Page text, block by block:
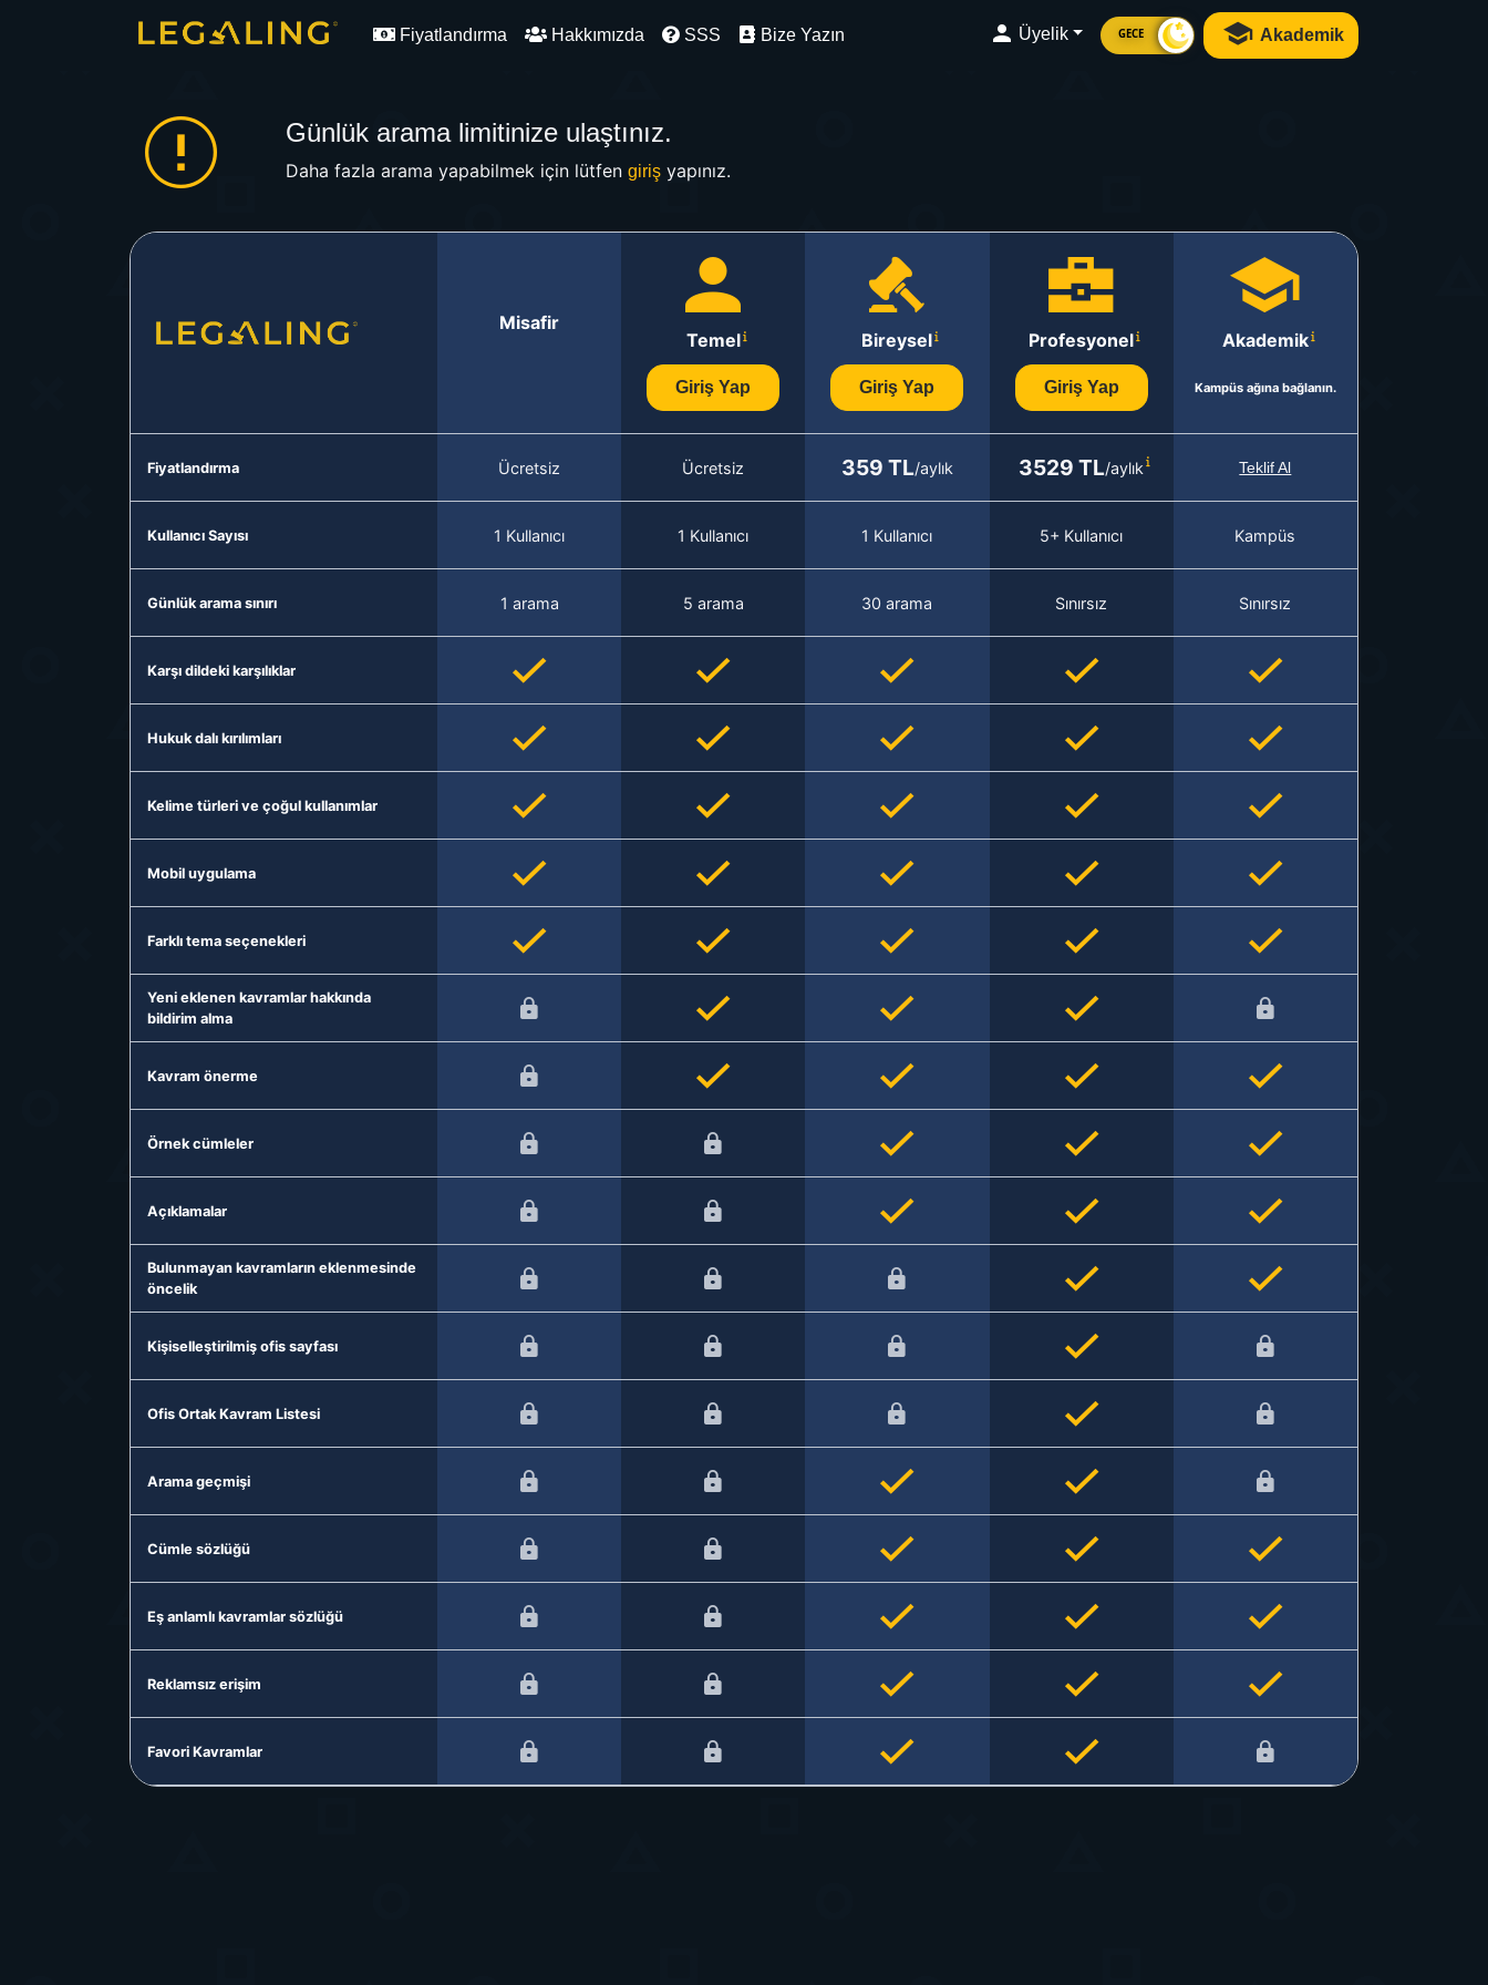
Fiyatlandırma Hakkımızda SSS Bize Yazın Üyelik GECE Akademik
Günlük arama limitinize ulaştınız.
Daha fazla arama yapabilmek için lütfen girişyapınız.
Misafir
Temel
Giriş Yap
Bireysel
Giriş Yap
Profesyonel
Giriş Yap
Akademik
Kampüs ağına bağlanın.
Fiyatlandırma Ücretsiz Ücretsiz 359 TL/aylık 3529 TL/aylık Teklif Al
Kullanıcı Sayısı 1 Kullanıcı 1 Kullanıcı 1 Kullanıcı 5+ Kullanıcı Kampüs
Günlük arama sınırı 1 arama 5 arama 30 arama Sınırsız Sınırsız
Karşı dildeki karşılıklar
Hukuk dalı kırılımları
Kelime türleri ve çoğul kullanımlar
Mobil uygulama
Farklı tema seçenekleri
Yeni eklenen kavramlar hakkında
bildirim alma
Kavram önerme
Örnek cümleler
Açıklamalar
Bulunmayan kavramların eklenmesinde
öncelik
Kişiselleştirilmiş ofis sayfası
Ofis Ortak Kavram Listesi
Arama geçmişi
Cümle sözlüğü
Eş anlamlı kavramlar sözlüğü
Reklamsız erişim
Favori Kavramlar